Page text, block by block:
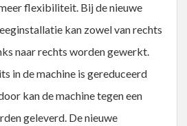
flexibiliteit. Bij de nieuwe
kan zowel van rechts
naar rechts worden gewerkt.
in de machine is gereduceerd
kan de machine tegen een
geleverd. De nieuwe